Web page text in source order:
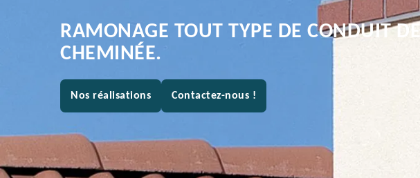
RAMONAGE TOUT TYPE DE CONDUIT DE
CHEMINÉE.
Nos réalisations Contactez-nous !